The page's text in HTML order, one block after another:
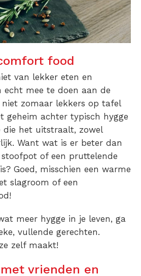
food
van lekker eten en
echt mee te doen aan de
zomaar lekkers op tafel
geheim achter typisch hygge
het uitstraalt, zowel
Want wat is er beter dan
of een pruttelende
Goed, misschien een warme
slagroom of een
meer hygge in je leven, ga
vullende gerechten.
zelf maakt!
vrienden en